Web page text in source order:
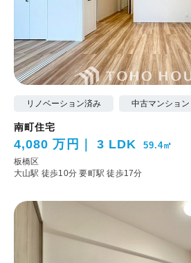
リノベーション済み 中古マンション
南町住宅
4,080 万円 3 LDK 59.4㎡
板橋区
大山駅 徒歩10分要町駅 徒歩17分